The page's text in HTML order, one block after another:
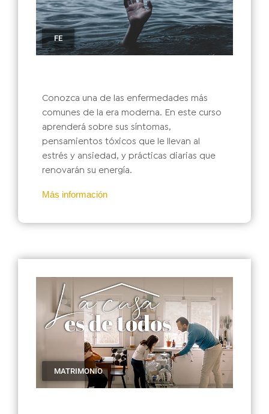
FE
Conozca una de las enfermedades más
comunes de la era moderna. En este curso
aprenderá sobre sus síntomas,
pensamientos tóxicos que le llevan al
estrés y ansiedad, y prácticas diarias que
renovarán su energía.
Más información
MATRIMONIO